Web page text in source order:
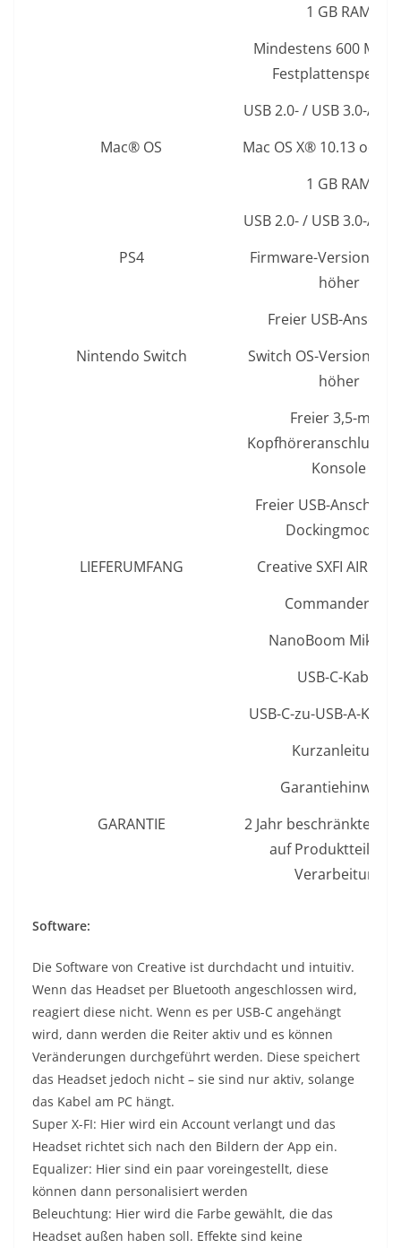
1 GB RAM
Mindestens 600 MB
USB 2.0- / USB 3.0-
Mac® OS
Mac OS X® 10.13 oder
1 GB RAM
USB 2.0- / USB 3.0-
PS4
Firmware-Version 5.0
höher
Freier USB-
Nintendo Switch
Switch OS-Version 5.0
höher
Freier 3,5-mm-
Kopfhöreranschluss
Konsole
Freier USB-
Dockingmodus)
LIEFERUMFANG
Creative SXFI AIR
CommanderMic
NanoBoom
USB-C-Kabel
USB-C-zu-USB-A-
Kurzanleitung
Garantiehinweise
GARANTIE
2 Jahr beschränkte
auf Produktteile
Verarbeitung
Software:
Die Software von Creative ist durchdacht und intuitiv.
Wenn das Headset per Bluetooth angeschlossen wird,
reagiert diese nicht. Wenn es per USB-C angehängt
wird, dann werden die Reiter aktiv und es können
Veränderungen durchgeführt werden. Diese speichert
das Headset jedoch nicht – sie sind nur aktiv, solange
das Kabel am PC hängt.
Super X-FI: Hier wird ein Account verlangt und das
Headset richtet sich nach den Bildern der App ein.
Equalizer: Hier sind ein paar voreingestellt, diese
können dann personalisiert werden
Beleuchtung: Hier wird die Farbe gewählt, die das
Headset außen haben soll. Effekte sind keine